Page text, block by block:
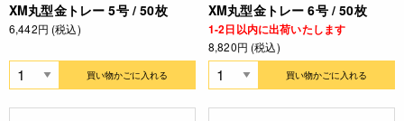
XM丸型金トレー 5号 / 50枚
6,442円 (税込)
買い物かごに入れる
XM丸型金トレー 6号 / 50枚
1-2日以内に出荷いたします
8,820円 (税込)
買い物かごに入れる